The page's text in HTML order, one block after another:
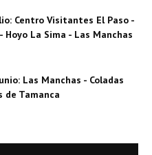
Centro Visitantes El Paso -
Hoyo La Sima - Las Manchas
Las Manchas - Coladas
de Tamanca